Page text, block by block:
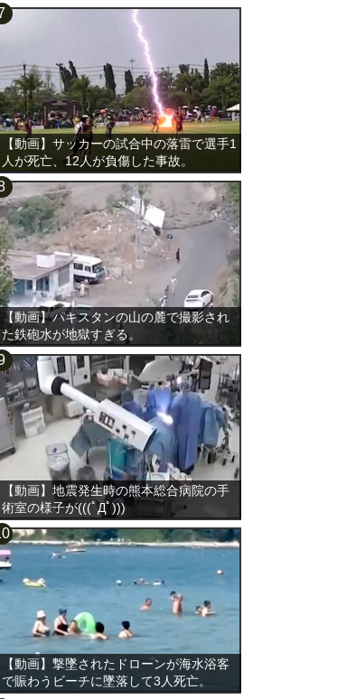
【動画】サッカーの試合中の落雷で選手1
人が死亡、12人が負傷した事故。
【動画】パキスタンの山の麓で撮影され
た鉄砲水が地獄すぎる。
【動画】地震発生時の熊本総合病院の手
術室の様子が(((ﾟДﾟ)))
【動画】撃墜されたドローンが海水浴客
で賑わうビーチに墜落して3人死亡。